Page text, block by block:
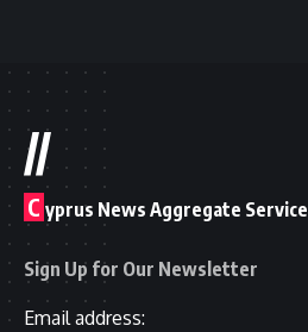
//
C yprus News Aggregate Service
Sign Up for Our Newsletter
Email address: